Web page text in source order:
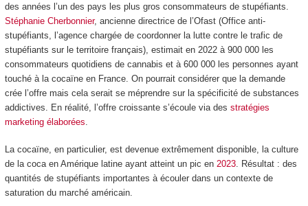
des années l’un des pays les plus gros consommateurs de stupéfiants.
Stéphanie Cherbonnier, ancienne directrice de l’Ofast (Office anti-
stupéfiants, l’agence chargée de coordonner la lutte contre le trafic de
stupéfiants sur le territoire français), estimait en 2022 à 900 000 les
consommateurs quotidiens de cannabis et à 600 000 les personnes ayant
touché à la cocaïne en France. On pourrait considérer que la demande
crée l’offre mais cela serait se méprendre sur la spécificité de substances
addictives. En réalité, l’offre croissante s’écoule via des stratégies
marketing élaborées
La cocaïne, en particulier, est devenue extrêmement disponible, la culture
de la coca en Amérique latine ayant atteint un pic en 2023. Résultat : des
quantités de stupéfiants importantes à écouler dans un contexte de
saturation du marché américain.